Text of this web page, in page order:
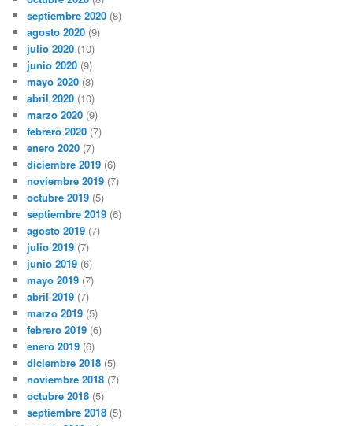
septiembre 2020 (8)
agosto 2020 (9)
julio 2020 (10)
junio 2020 (9)
mayo 2020 (8)
abril 2020 (10)
marzo 2020 (9)
febrero 2020 (7)
enero 2020 (7)
diciembre 2019 (6)
noviembre 2019 (7)
octubre 2019 (5)
septiembre 2019 (6)
agosto 2019 (7)
julio 2019 (7)
junio 2019 (6)
mayo 2019 (7)
abril 2019 (7)
marzo 2019 (5)
febrero 2019 (6)
enero 2019 (6)
diciembre 2018 (5)
noviembre 2018 (7)
octubre 2018 (5)
septiembre 2018 (5)